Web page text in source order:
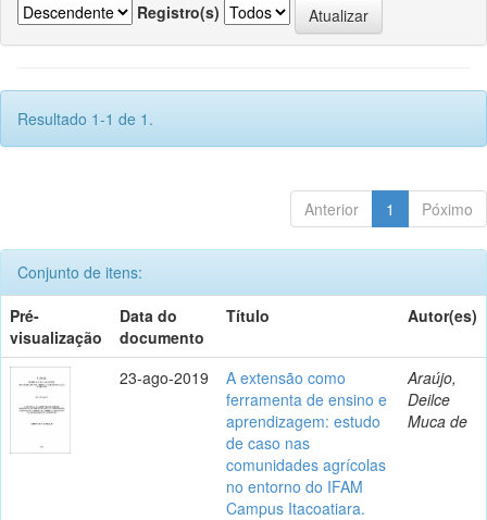
Registro(s)
Resultado 1-1 de 1.
Anterior 1 Póximo
Conjunto de itens:
Pré-
visualização
Data do
documento
Título Autor(es)
23-ago-2019
A extensão como
ferramenta de ensino e
aprendizagem: estudo
de caso nas
comunidades agrícolas
no entorno do IFAM
Campus Itacoatiara.
Araújo,
Deilce
Muca de